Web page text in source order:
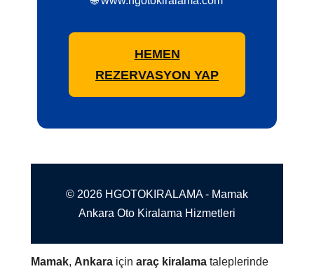
HEMEN
REZERVASYON YAP
© 2026 HGOTOKIRALAMA - Mamak
Ankara Oto Kiralama Hizmetleri
Mamak, Ankara içinaraç kiralama taleplerinde